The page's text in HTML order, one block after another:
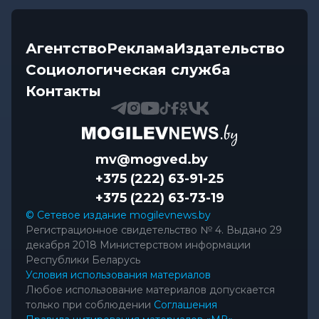
АгентствоРекламаИздательство
Социологическая служба
Контакты
mv@mogved.by
+375 (222) 63-91-25
+375 (222) 63-73-19
© Сетевое издание mogilevnews.by
Регистрационное свидетельство № 4. Выдано 29
декабря 2018 Министерством информации
Республики Беларусь
Условия использования материалов
Любое использование материалов допускается
только при соблюдении Соглашения